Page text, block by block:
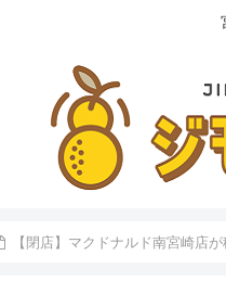
【閉店】マクドナルド南宮崎店